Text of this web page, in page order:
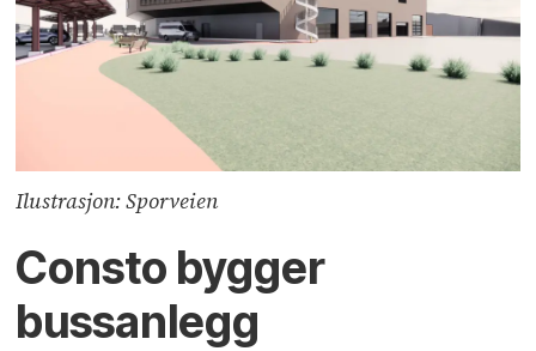
Ilustrasjon: Sporveien
Consto bygger
bussanlegg